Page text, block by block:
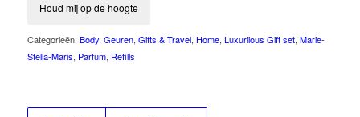
Houd mij op de hoogte
Categorieën: Body, Geuren, Gifts & Travel, Home, Luxuriious Gift set, Marie-
Stella-Maris, Parfum, Refills